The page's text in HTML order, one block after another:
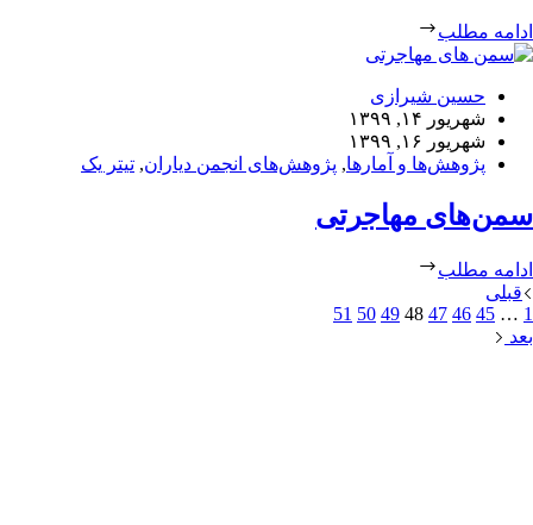
ادامه مطلب
حسین شیرازی
شهریور ۱۴, ۱۳۹۹
شهریور ۱۶, ۱۳۹۹
پژوهش‌ها و آمارها, پژوهش‌های انجمن دیاران, تیتر یک
سمن‌های مهاجرتی
ادامه مطلب
قبلی
1
…
45
46
47
48
49
50
51
بعد